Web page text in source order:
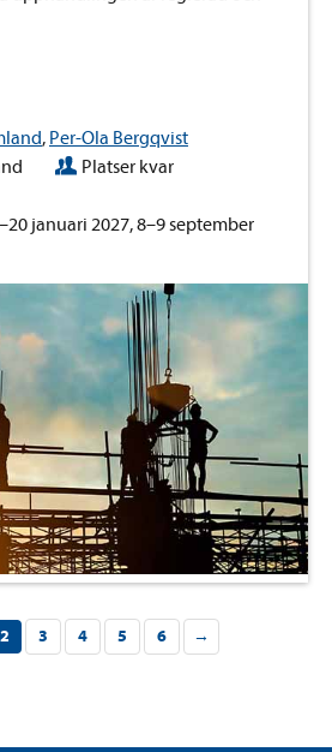
, Per-Ola Bergqvist
Platser kvar
januari 2027, 8–9 september
2 3 4 5 6 →